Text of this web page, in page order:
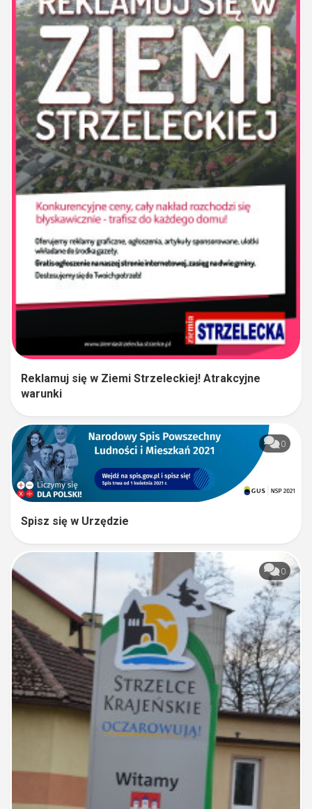
Reklamuj się w Ziemi Strzeleckiej! Atrakcyjne
warunki
0
Spisz się w Urzędzie
0